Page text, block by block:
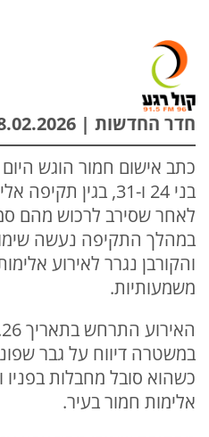
חדר החדשות | 08.02.2026
כתב אישום חמור הוגש
בני 24 ו-31, בגין
לאחר שסירב לרכוש מהם
במהלך התקיפה נעשה
והקורבן נגרר לאירוע
משמעותיות.
במשטרה דיווח על גבר
כשהוא סובל מחבלות בפניו
אלימות חמור בעיר.